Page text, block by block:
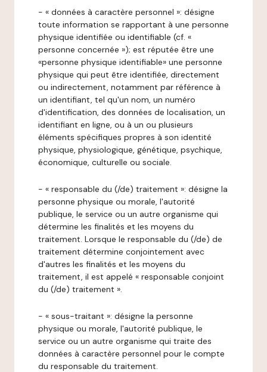
- « données à caractère personnel »: désigne
toute information se rapportant à une personne
physique identifiée ou identifiable (cf. «
personne concernée »); est réputée être une
«personne physique identifiable» une personne
physique qui peut être identifiée, directement
ou indirectement, notamment par référence à
un identifiant, tel qu'un nom, un numéro
d'identification, des données de localisation, un
identifiant en ligne, ou à un ou plusieurs
éléments spécifiques propres à son identité
physique, physiologique, génétique, psychique,
économique, culturelle ou sociale.
- « responsable du (/de) traitement »: désigne la
personne physique ou morale, l'autorité
publique, le service ou un autre organisme qui
détermine les finalités et les moyens du
traitement. Lorsque le responsable du (/de) de
traitement détermine conjointement avec
d'autres les finalités et les moyens du
traitement, il est appelé « responsable conjoint
du (/de) traitement ».
- « sous-traitant »: désigne la personne
physique ou morale, l'autorité publique, le
service ou un autre organisme qui traite des
données à caractère personnel pour le compte
du responsable du traitement.